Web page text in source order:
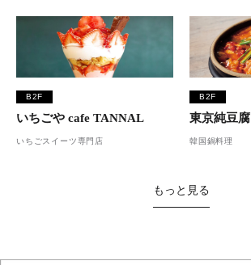
B2F
いちごや cafe TANNAL
いちごスイーツ専門店
B2F
東京純豆腐
韓国鍋料理
もっと見る